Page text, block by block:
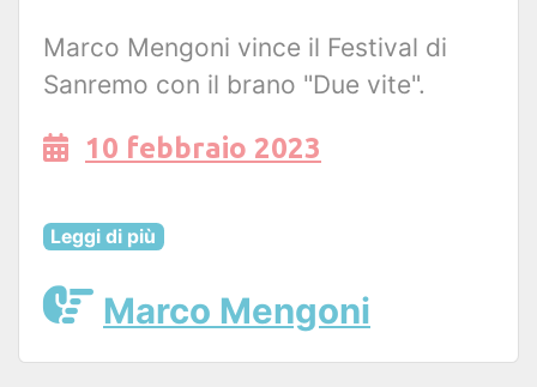
Marco Mengoni vince il Festival di
Sanremo con il brano "Due vite".
10 febbraio 2023
Leggi di più
Marco Mengoni